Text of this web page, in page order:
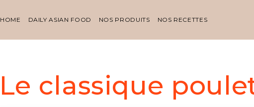
HOME DAILY ASIAN FOOD NOS PRODUITS NOS RECETTES
Le classique